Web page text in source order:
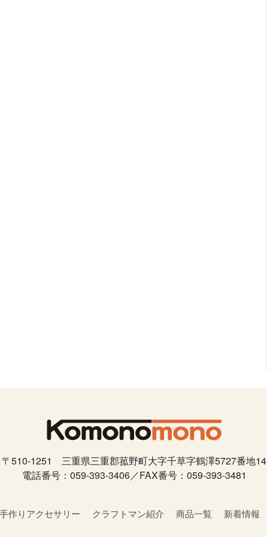
〒510-1251 三重県三重郡菰野町大字千草字鶴澤5727番地14
電話番号：059-393-3406／FAX番号：059-393-3481
手作りアクセサリー クラフトマン紹介 商品一覧 新着情報